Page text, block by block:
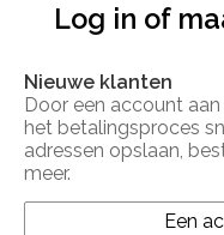
Log in of
Nieuwe klanten
Door een account
het betalingsproces
adressen opslaan,
meer.
Een